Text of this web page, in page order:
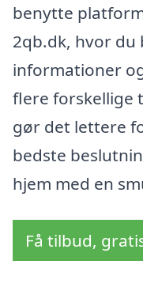
benytte
2qb.dk, hvor du
informationer
flere forskellige
gør det lettere
bedste
hjem med en
Få tilbud,